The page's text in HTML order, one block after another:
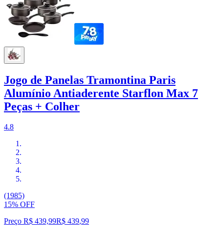
Jogo de Panelas Tramontina Paris
Alumínio Antiaderente Starflon Max 7
Peças + Colher
4.8
(1985)
15% OFF
Preço R$ 439,99R$ 439,99